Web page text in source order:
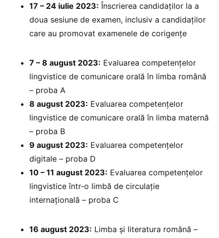
17 – 24 iulie 2023: Înscrierea candidaților la a
doua sesiune de examen, inclusiv a candidaților
care au promovat examenele de corigențe
7 – 8 august 2023: Evaluarea competențelor
lingvistice de comunicare orală în limba română
– proba A
8 august 2023: Evaluarea competențelor
lingvistice de comunicare orală în limba maternă
– proba B
9 august 2023: Evaluarea competențelor
digitale – proba D
10 – 11 august 2023: Evaluarea competențelor
lingvistice într-o limbă de circulație
internațională – proba C
16 august 2023: Limba și literatura română –